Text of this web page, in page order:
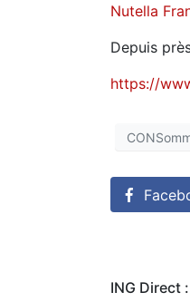
Nutella
Depuis
https://
ING Direct